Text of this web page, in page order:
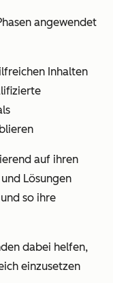
angewendet
Inhalten
auf ihren
Lösungen
so ihre
dabei helfen,
einzusetzen